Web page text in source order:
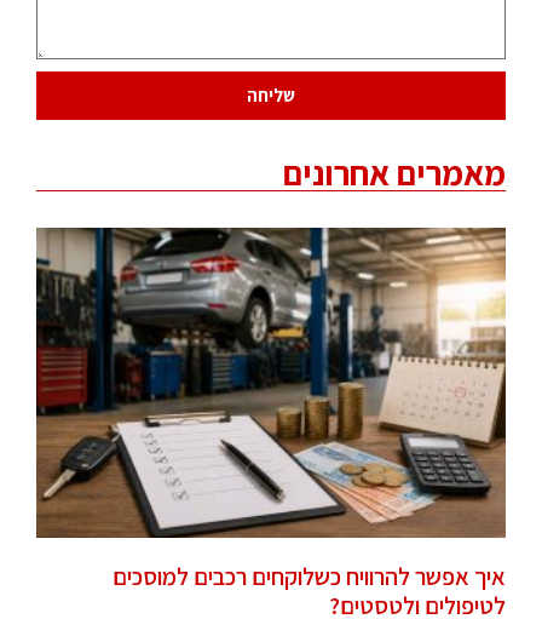
שליחה
מאמרים אחרונים
איך אפשר להרוויח כשלוקחים רכבים למוסכים
לטיפולים ולטסטים?